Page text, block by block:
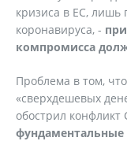
кризиса в ЕС, лишь
коронавируса, -
компромисса
Проблема в том,
«сверхдешевых
обострил
фундаментальные